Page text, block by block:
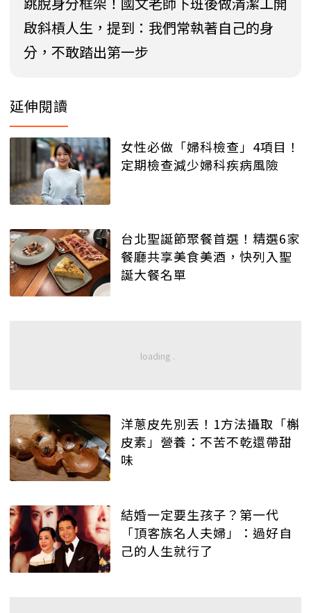
啟斜槓人生，提到：我們常執著自己的身
分，不敢踏出第一步
延伸閱讀
女性必做「婦科檢查」4項目！
定期檢查減少婦科疾病風險
台北聖誕節聚餐首選！精選6家
餐廳共享美食美酒，快列入聖
誕大餐名單
洋蔥皮先別丟！1方法攝取「槲
皮素」營養：不苦不乾還帶甜
味
結婚一定要生孩子？第一代
「頂客族名人夫婦」：過好自
己的人生就行了